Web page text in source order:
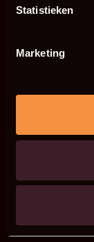
Statistieken
Marketing